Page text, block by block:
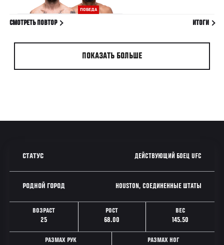
ПОБЕДА
СМОТРЕТЬ ПОВТОР ИТОГИ
ПОКАЗАТЬ БОЛЬШЕ
СТАТУС ДЕЙСТВУЮЩИЙ БОЕЦ UFC
РОДНОЙ ГОРОД HOUSTON, СОЕДИНЕННЫЕ ШТАТЫ
ВОЗРАСТ
25
РОСТ
68.00
ВЕС
145.50
РАЗМАХ РУК РАЗМАХ НОГ